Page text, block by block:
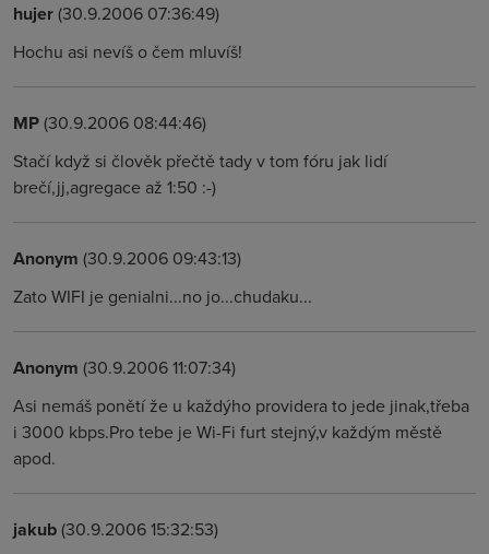
hujer(30.9.2006 07:36:49)
Hochu asi nevíš o čem mluvíš!
MP(30.9.2006 08:44:46)
Stačí když si člověk přečtě tady v tom fóru jak lidí
brečí,jj,agregace až 1:50 :-)
Anonym (30.9.2006 09:43:13)
Zato WIFI je genialni...no jo...chudaku...
Anonym (30.9.2006 11:07:34)
Asi nemáš ponětí že u každýho providera to jede jinak,třeba
i 3000 kbps.Pro tebe je Wi-Fi furt stejný,v každým městě
apod.
jakub(30.9.2006 15:32:53)